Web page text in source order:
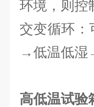
环境，则控
交变循环：
→低温低湿
高低温试验